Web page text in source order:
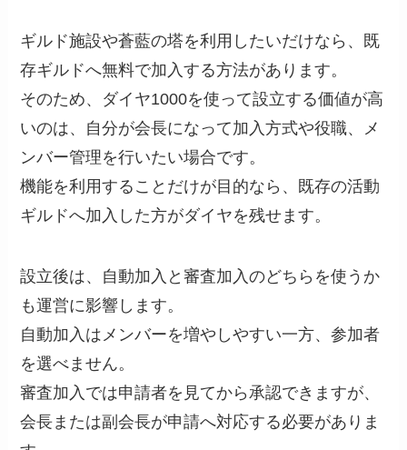
ギルド施設や蒼藍の塔を利用したいだけなら、既
存ギルドへ無料で加入する方法があります。
そのため、ダイヤ1000を使って設立する価値が高
いのは、自分が会長になって加入方式や役職、メ
ンバー管理を行いたい場合です。
機能を利用することだけが目的なら、既存の活動
ギルドへ加入した方がダイヤを残せます。
設立後は、自動加入と審査加入のどちらを使うか
も運営に影響します。
自動加入はメンバーを増やしやすい一方、参加者
を選べません。
審査加入では申請者を見てから承認できますが、
会長または副会長が申請へ対応する必要がありま